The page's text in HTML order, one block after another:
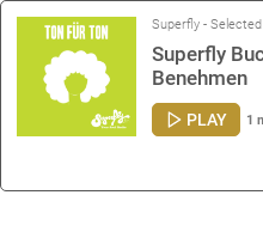
Superfly - Selected
Superfly
Benehmen
PLAY 1